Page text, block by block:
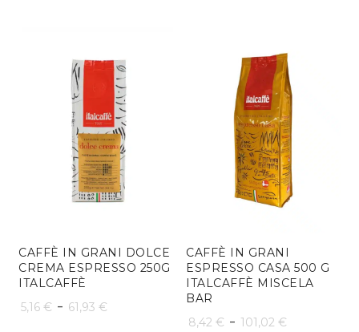
da
34,16 €
a
102,48 €
da
8,54 €
a
102,48 €
CAFFÈ IN GRANI DOLCE
CREMA ESPRESSO 250G
ITALCAFFÈ
5,16 € - 61,93 €
CAFFÈ IN GRANI
ESPRESSO CASA 500 G
ITALCAFFÈ MISCELA
BAR
8,42 € - 101,02 €